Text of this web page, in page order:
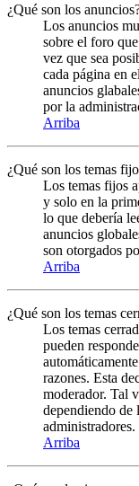
¿Qué son los
Los anuncios
sobre el foro
vez que sea
cada página en
anuncios
por la
Arriba
¿Qué son los temas
Los temas fijos
y solo en la
lo que debería
anuncios
son otorgados
Arriba
¿Qué son los temas
Los temas
pueden
razones. Esta
moderador. Tal
dependiendo de
administradores.
Arriba